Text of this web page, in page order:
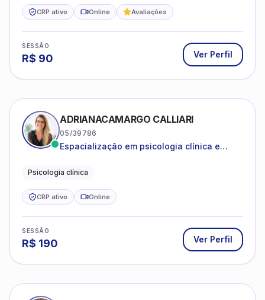
CRP ativo Online Avaliações
R$90 Ver Perfil
Espacialização em psicologia clínica e
coach
CRP ativo Online
R$190 Ver Perfil